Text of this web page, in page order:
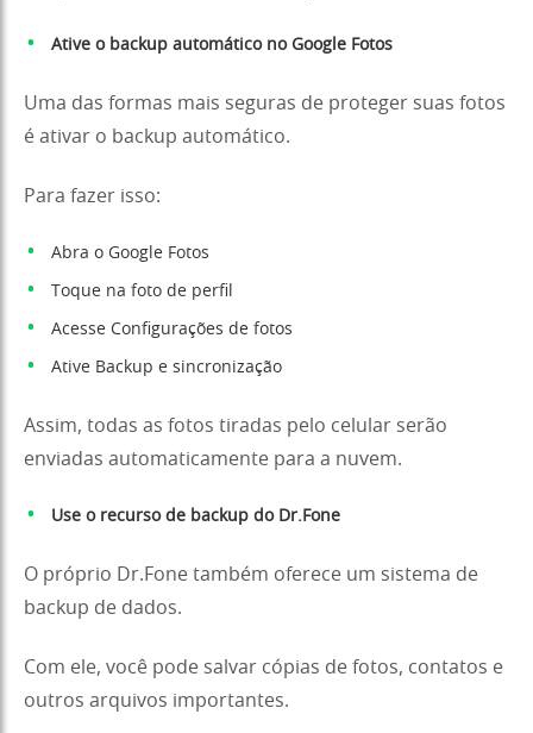
Ative o backup automático no Google Fotos
Uma das formas mais seguras de proteger suas fotos
é ativar o backup automático.
Para fazer isso:
Abra o Google Fotos
Toque na foto de perfil
Acesse Configurações de fotos
Ative Backup e sincronização
Assim, todas as fotos tiradas pelo celular serão
enviadas automaticamente para a nuvem.
Use o recurso de backup do Dr.Fone
O próprio Dr.Fone também oferece um sistema de
backup de dados.
Com ele, você pode salvar cópias de fotos, contatos e
outros arquivos importantes.